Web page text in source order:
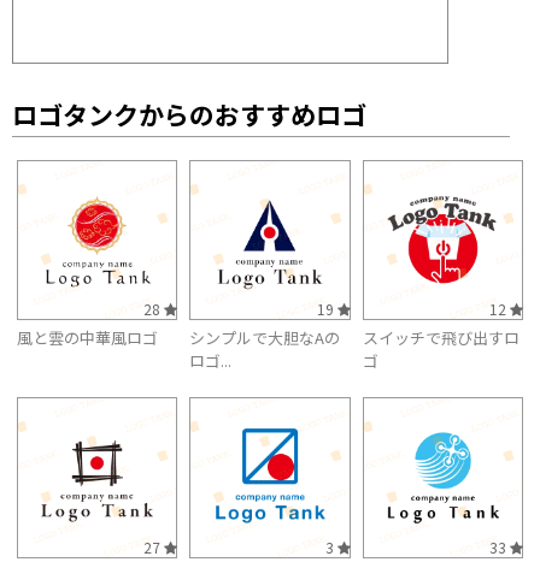
ロゴタンクからのおすすめロゴ
28
風と雲の中華風ロゴ
19
シンプルで大胆なAの
ロゴ...
12
スイッチで飛び出すロ
ゴ
27 3 33